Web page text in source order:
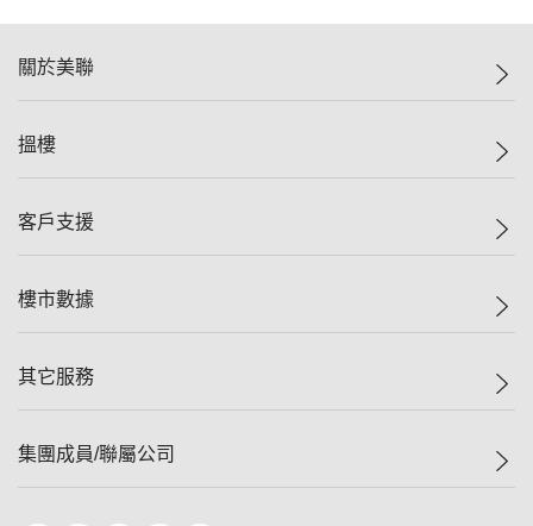
關於美聯
美聯集團
人才招募
搵樓
一手新盤
減價
美聯豪宅
獨家樓盤
租盤
客戶支援
自助放盤
查詢熱線
按揭計算機
負擔能力計算機
樓市數據
樓價指數
歷史成交
其它服務
屋苑專頁
集團成員/聯屬公司